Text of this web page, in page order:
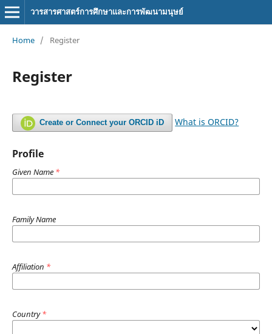
วารสารศาสตร์การศึกษาและการพัฒนามนุษย์
Home / Register
Register
Create or Connect your ORCID iD What is ORCID?
Profile
Given Name *
Family Name
Affiliation *
Country*